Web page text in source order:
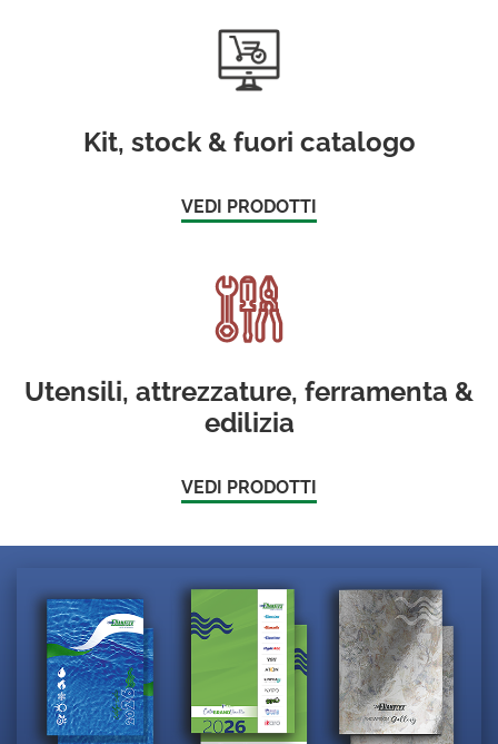
Kit, stock & fuori catalogo
VEDI PRODOTTI
Utensili, attrezzature, ferramenta &
edilizia
VEDI PRODOTTI